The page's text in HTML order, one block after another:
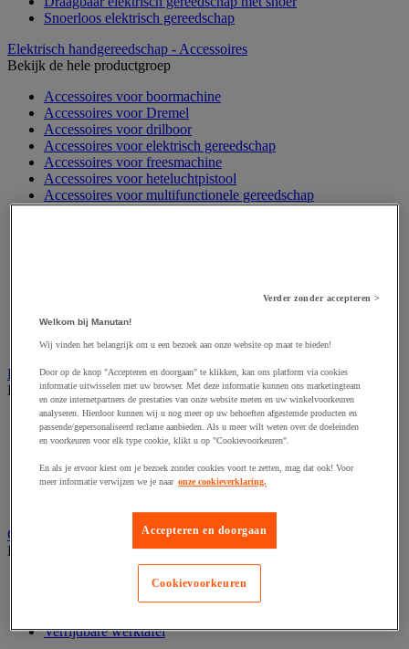
Snoerloos elektrisch gereedschap
Elektrisch handgereedschap - Accessoires
Bekijk de hele productgroep
Accessoires voor boormachine
Accessoires voor Dremel
Accessoires voor drilboor
Accessoires voor elektrisch gereedschap
Accessoires voor freesmachine
Accessoires voor heteluchtpistool
Accessoires voor multifunctionele gereedschap
Accessoires voor polijstmachine
Accessoires voor snij- en snoeigereedschap
Accessoires voor spijkermachine
Accessoires voor zaag
Elektrische toebehoren en verlichting
Bekijk de hele productgroep
Accessoires voor elektrisch schakelpaneel
Batterij, oplader en kabel
Elektrische uitrusting
Verlengsnoer, stekkerdoos en kapelhaspel
Gereedschap opbergen
Bekijk de hele productgroep
Assortimentsdoos en gereedschapkoffer
Gereedschapskist en opbergtas
Verrijdbare werktafel
Verder zonder accepteren >
Welkom bij Manutan!
Wij vinden het belangrijk om u een bezoek aan onze website op maat te bieden!
Door op de knop "Accepteren en doorgaan" te klikken, kan ons platform via cookies
informatie uitwisselen met uw browser. Met deze informatie kunnen ons marketingteam
en onze internetpartners de prestaties van onze website meten en uw winkelvoorkeuren
analyseren. Hierdoor kunnen wij u nog meer op uw behoeften afgestemde producten en
passende/gepersonaliseerd reclame aanbieden. Als u meer wilt weten over de doeleinden
en voorkeuren voor elk type cookie, klikt u op "Cookievoorkeuren".
En als je ervoor kiest om je bezoek zonder cookies voort te zetten, mag dat ook! Voor
meer informatie verwijzen we je naar onze cookieverklaring.
Accepteren en doorgaan
Cookievoorkeuren